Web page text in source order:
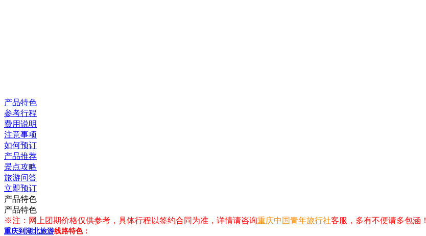
产品特色
参考行程
费用说明
注意事项
如何预订
产品推荐
景点攻略
旅游问答
立即预订
产品特色
产品特色
※注：网上团期价格仅供参考，具体行程以签约合同为准，详情请咨询重庆中国青年旅行社客服，多有不便请多包涵！
重庆到湖北旅游线路特色：